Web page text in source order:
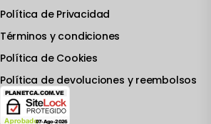
Política de Privacidad
Términos y condiciones
Política de Cookies
Política de devoluciones y reembolsos